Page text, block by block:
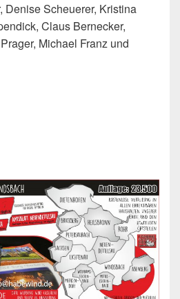
Denise Scheuerer, Kristina
Claus Bernecker,
Michael Franz und